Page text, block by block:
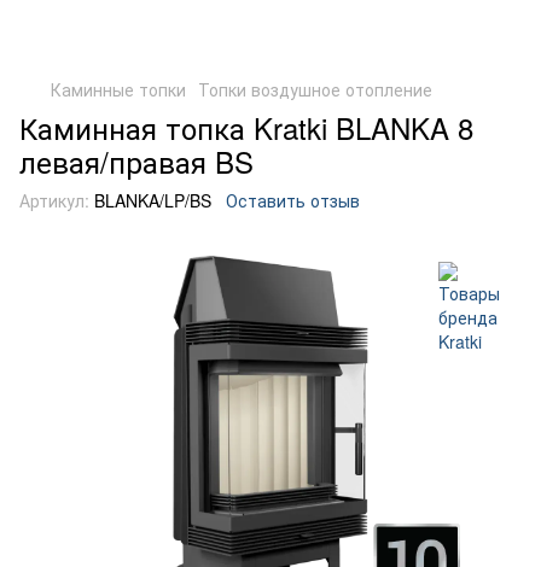
Каминные топки Топки воздушное отопление
Каминная топка Kratki BLANKA 8
левая/правая BS
Артикул: BLANKA/LP/BS Оставить отзыв